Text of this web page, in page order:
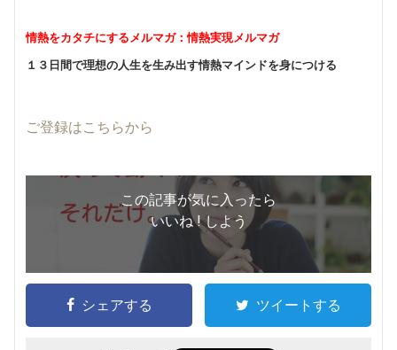
情熱をカタチにするメルマガ：情熱実現メルマガ
１３日間で理想の人生を生み出す情熱マインドを身につける
ご登録はこちらから
この記事が気に入ったら
いいね ! しよう
シェアする ツイートする